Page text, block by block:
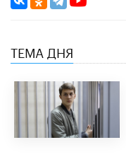
ТЕМА ДНЯ